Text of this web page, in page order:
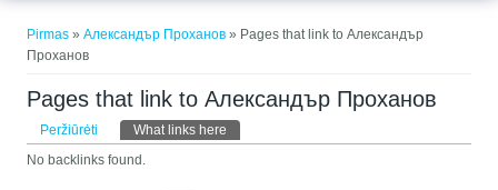
Pirmas »Александър Проханов» Pages that link to Александър
Проханов
Pages that link to Александър Проханов
Pirminės kortelės
Peržiūrėti What links here
No backlinks found.